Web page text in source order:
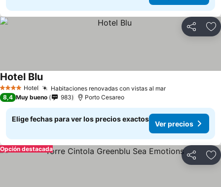
Compartir
4 EstrellasHotel Habitaciones renovadas con vistas al mar
Hotel Blu
8,4 Muy bueno 983 Porto Cesareo
Elige fechas para ver los precios exactos
Ver precios
Compartir
Opción destacada